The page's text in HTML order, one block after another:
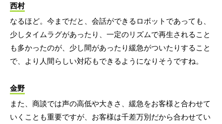
西村
なるほど。今までだと、会話ができるロボットであっても、
少しタイムラグがあったり、一定のリズムで再生されること
も多かったのが、少し間があったり緩急がついたりすること
で、より人間らしい対応もできるようになりそうですね。
金野
また、商談では声の高低や大きさ、緩急をお客様と合わせて
いくことも重要ですが、お客様は千差万別だから合わせてい